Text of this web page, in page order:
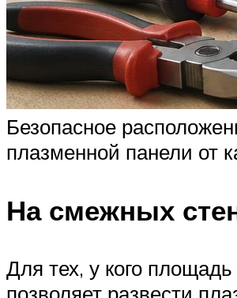
Безопасное
плазменной панели от
На смежных
Для тех, у кого